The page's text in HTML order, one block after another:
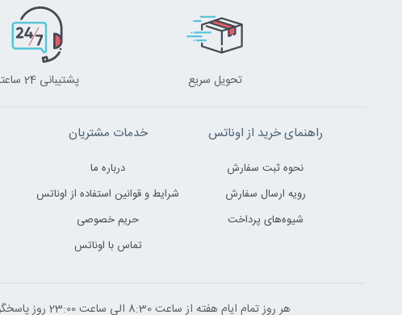
تحویل سریع پشتیبانی 24 ساعته
راهنمای خرید از اوناتس
نحوه ثبت سفارش
رویه ارسال سفارش
شیوه‌های پرداخت
خدمات مشتریان
درباره ما
شرایط و قوانین استفاده از اوناتس
حریم خصوصی
تماس با اوناتس
هر روز تمام ایام هفته از ساعت 8:30 الی ساعت 23:00 ‌روز پاسخگوی شما هستیم